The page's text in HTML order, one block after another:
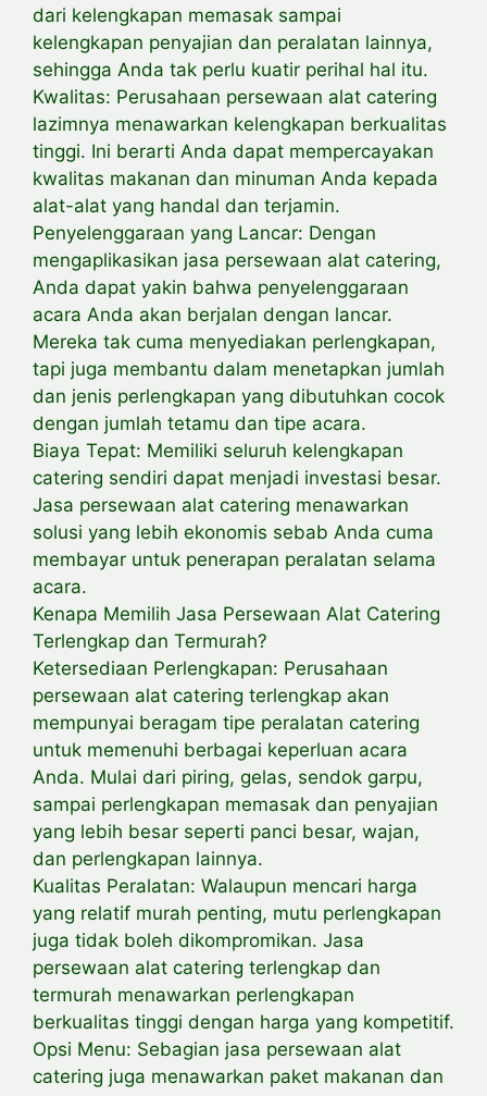
dari kelengkapan memasak sampai
kelengkapan penyajian dan peralatan lainnya,
sehingga Anda tak perlu kuatir perihal hal itu.
Kwalitas: Perusahaan persewaan alat catering
lazimnya menawarkan kelengkapan berkualitas
tinggi. Ini berarti Anda dapat mempercayakan
kwalitas makanan dan minuman Anda kepada
alat-alat yang handal dan terjamin.
Penyelenggaraan yang Lancar: Dengan
mengaplikasikan jasa persewaan alat catering,
Anda dapat yakin bahwa penyelenggaraan
acara Anda akan berjalan dengan lancar.
Mereka tak cuma menyediakan perlengkapan,
tapi juga membantu dalam menetapkan jumlah
dan jenis perlengkapan yang dibutuhkan cocok
dengan jumlah tetamu dan tipe acara.
Biaya Tepat: Memiliki seluruh kelengkapan
catering sendiri dapat menjadi investasi besar.
Jasa persewaan alat catering menawarkan
solusi yang lebih ekonomis sebab Anda cuma
membayar untuk penerapan peralatan selama
acara.
Kenapa Memilih Jasa Persewaan Alat Catering
Terlengkap dan Termurah?
Ketersediaan Perlengkapan: Perusahaan
persewaan alat catering terlengkap akan
mempunyai beragam tipe peralatan catering
untuk memenuhi berbagai keperluan acara
Anda. Mulai dari piring, gelas, sendok garpu,
sampai perlengkapan memasak dan penyajian
yang lebih besar seperti panci besar, wajan,
dan perlengkapan lainnya.
Kualitas Peralatan: Walaupun mencari harga
yang relatif murah penting, mutu perlengkapan
juga tidak boleh dikompromikan. Jasa
persewaan alat catering terlengkap dan
termurah menawarkan perlengkapan
berkualitas tinggi dengan harga yang kompetitif.
Opsi Menu: Sebagian jasa persewaan alat
catering juga menawarkan paket makanan dan